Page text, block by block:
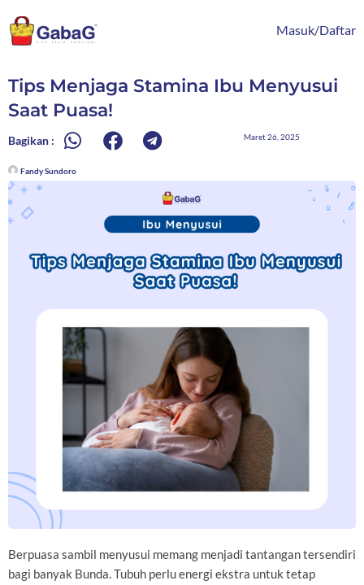
ke
konten
Masuk/Daftar
Tips Menjaga Stamina Ibu Menyusui
Saat Puasa!
Bagikan : Maret 26, 2025
Fandy Sundoro
Berpuasa sambil menyusui memang menjadi tantangan tersendiri
bagi banyak Bunda. Tubuh perlu energi ekstra untuk tetap